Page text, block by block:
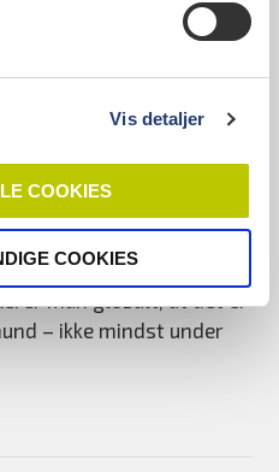
Vis detaljer
COOKIES
COOKIES
netop afgjort.
tænderne
20. marts er det World
man globalt, at det er
– ikke mindst under